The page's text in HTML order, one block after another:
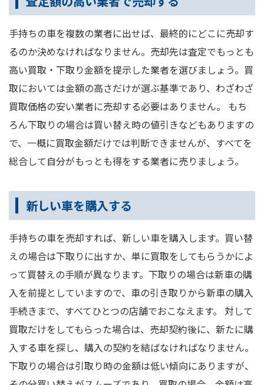
手持ちの車を複数の業者に出せば、最終的にどこに売却す
るのか決めなければなりません。売却先は査定でもっとも
高い買取・下取り金額を提示した業者を選びましょう。買
取においては金額の高さだけが選ぶ基準であり、わざわざ
買取価格の安い業者に売却する必要はありません。 もち
ろん下取りの場合は買い替え時の値引きなどもありますの
で、一概に買取金額だけでは判断できませんが、すべてを
総合して自分がもっとも得をする業者に売りましょう。
新しい車を購入する
手持ちの車を売却すれば、新しい車を購入します。買い替
えの場合は下取りに出すか、単に買取をしてもらうかによ
って買替えの手順が異なります。下取りの場合は新車の購
入を前提としていますので、車の引き取りから新車の購入
手続きまで、すべてひとつの店舗でおこなえます。 対して
買取だけをしてもらった場合は、売却契約後に、新たに購
入する車を探し、購入の契約を結ばなければなりません。
下取りの場合は引取り時の金額は低い傾向にありますが、